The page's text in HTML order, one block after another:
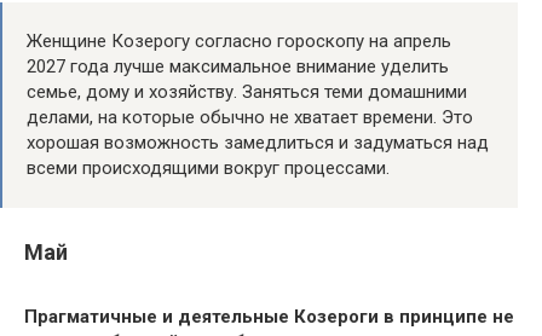
Женщине Козерогу согласно гороскопу на апрель
2027 года лучше максимальное внимание уделить
семье, дому и хозяйству. Заняться теми домашними
делами, на которые обычно не хватает времени. Это
хорошая возможность замедлиться и задуматься над
всеми происходящими вокруг процессами.
Май
Прагматичные и деятельные Козероги в принципе не